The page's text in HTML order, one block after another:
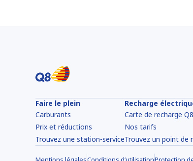
Faire le plein
Carburants
Prix et réductions
Trouvez une station-service
Recharge
Carte de recharge
Nos tarifs
Trouvez un point de